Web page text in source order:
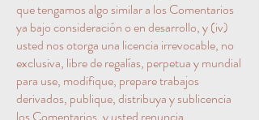
que tengamos algo similar a los Comentarios
ya bajo consideración o en desarrollo, y (iv)
usted nos otorga una licencia irrevocable, no
exclusiva, libre de regalías, perpetua y mundial
para use, modifique, prepare trabajos
derivados, publique, distribuya y sublicencia